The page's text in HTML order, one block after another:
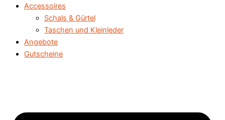
Accessoires
Schals & Gürtel
Taschen und Kleinleder
Angebote
Gutscheine